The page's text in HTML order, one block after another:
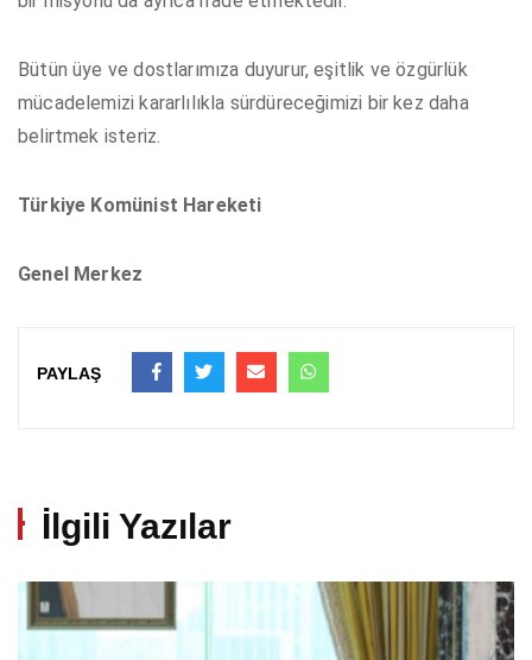
Bütün üye ve dostlarımıza duyurur, eşitlik ve özgürlük
mücadelemizi kararlılıkla sürdüreceğimizi bir kez daha
belirtmek isteriz.
Türkiye Komünist Hareketi
Genel Merkez
PAYLAŞ
İlgili Yazılar